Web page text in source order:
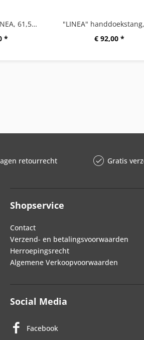
"Handdoekrek LINEA, 61,5 cm, grafiet
*
€ 92,00 *
retourrecht Gratis
Shopservice
Contact
Verzend- en betalingsvoorwaarden
Herroepingsrecht
Algemene Verkoopvoorwaarden
Social Media
Facebook